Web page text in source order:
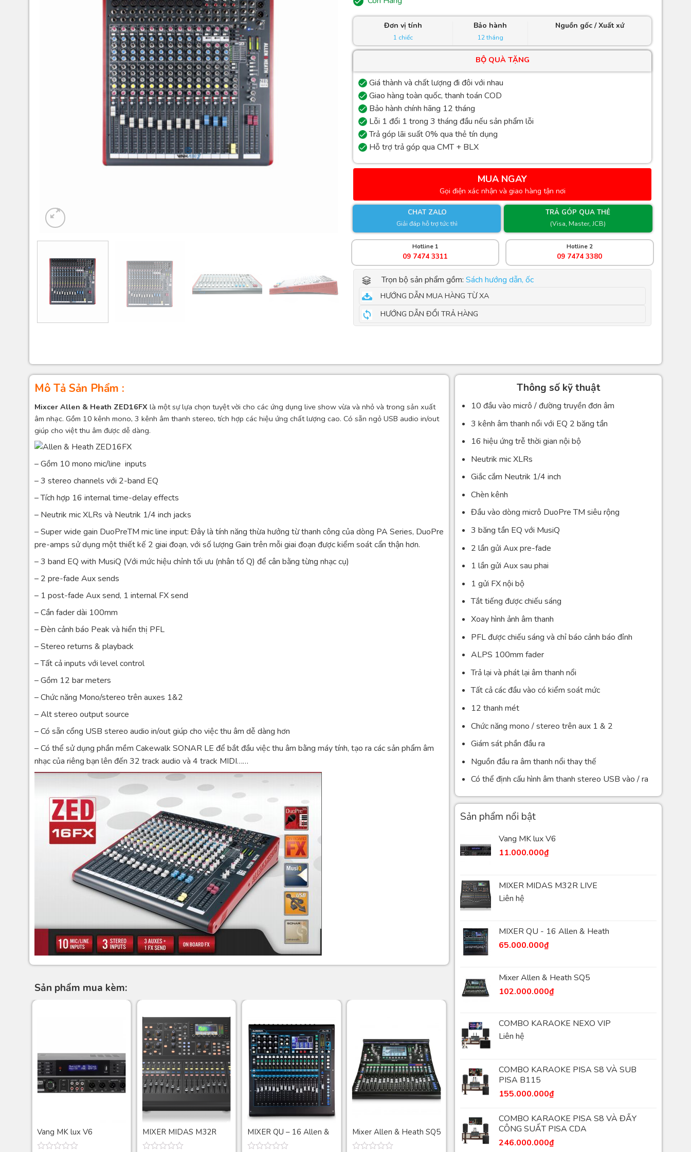
Phụ Kiện Âm Thanh
Phần Mềm Vang Số
Đơn vị tính
1 chiếc
Bảo hành
12 tháng
Nguồn gốc / Xuất xứ
BỘ QUÀ TẶNG
Giá thành và chất lượng đi đôi với nhau
Giao hàng toàn quốc, thanh toán COD
Bảo hành chính hãng 12 tháng
Lỗi 1 đổi 1 trong 3 tháng đầu nếu sản phẩm lỗi
Trả góp lãi suất 0% qua thẻ tín dụng
Hỗ trợ trả góp qua CMT + BLX
MUA NGAY
Gọi điện xác nhận và giao hàng tận nơi
CHAT ZALO
Giải đáp hỗ trợ tức thì
TRẢ GÓP QUA THẺ
(Visa, Master, JCB)
Hotline 1
09 7474 3311
Hotline 2
09 7474 3380
Trọn bộ sản phẩm gồm: Sách hướng dẫn, ốc
HƯỚNG DẪN MUA HÀNG TỪ XA
HƯỚNG DẪN ĐỔI TRẢ HÀNG
Mô Tả Sản Phẩm :
Mixcer Allen & Heath ZED16FX là một sự lựa chọn tuyệt vời cho các ứng dụng live show vừa và nhỏ và trong sản xuất
âm nhạc. Gồm 10 kênh mono, 3 kênh âm thanh stereo, tích hợp các hiệu ứng chất lượng cao. Có sẵn ngỏ USB audio in/out
giúp cho việt thu âm được dễ dàng.
– Gồm 10 mono mic/line inputs
– 3 stereo channels với 2-band EQ
– Tích hợp 16 internal time-delay effects
– Neutrik mic XLRs và Neutrik 1/4 inch jacks
– Super wide gain DuoPreTM mic line input: Đây là tính năng thừa hưởng từ thanh công của dòng PA Series, DuoPre
pre-amps sử dụng một thiết kế 2 giai đoạn, với số lượng Gain trên mỗi giai đoạn được kiểm soát cẩn thận hơn.
– 3 band EQ with MusiQ (Với mức hiệu chỉnh tối ưu (nhân tố Q) để cân bằng từng nhạc cụ)
– 2 pre-fade Aux sends
– 1 post-fade Aux send, 1 internal FX send
– Cần fader dài 100mm
– Đèn cảnh báo Peak và hiển thị PFL
– Stereo returns & playback
– Tất cả inputs với level control
– Gồm 12 bar meters
– Chức năng Mono/stereo trên auxes 1&2
– Alt stereo output source
– Có sẵn cổng USB stereo audio in/out giúp cho việc thu âm dễ dàng hơn
– Có thể sử dụng phần mềm Cakewalk SONAR LE để bắt đầu việc thu âm bằng máy tính, tạo ra các sản phẩm âm
nhạc của riêng bạn lên đến 32 track audio và 4 track MIDI……
Sản phẩm mua kèm:
Vang MK lux V6
MIXER MIDAS M32R
LIVE
MIXER QU – 16 Allen &
Heath
Mixer Allen & Heath SQ5
COMBO KARAOKE
NEXO VIP
Thông số kỹ thuật
10 đầu vào micrô / đường truyền đơn âm
3 kênh âm thanh nổi với EQ 2 băng tần
16 hiệu ứng trễ thời gian nội bộ
Neutrik mic XLRs
Giắc cắm Neutrik 1/4 inch
Chèn kênh
Đầu vào dòng micrô DuoPre TM siêu rộng
3 băng tần EQ với MusiQ
2 lần gửi Aux pre-fade
1 lần gửi Aux sau phai
1 gửi FX nội bộ
Tắt tiếng được chiếu sáng
Xoay hình ảnh âm thanh
PFL được chiếu sáng và chỉ báo cảnh báo đỉnh
ALPS 100mm fader
Trả lại và phát lại âm thanh nổi
Tất cả các đầu vào có kiểm soát mức
12 thanh mét
Chức năng mono / stereo trên aux 1 & 2
Giám sát phần đầu ra
Nguồn đầu ra âm thanh nổi thay thế
Có thể định cấu hình âm thanh stereo USB vào / ra
Sản phẩm nổi bật
Vang MK lux V6
11.000.000₫
MIXER MIDAS M32R LIVE
Liên hệ
MIXER QU - 16 Allen & Heath
65.000.000₫
Mixer Allen & Heath SQ5
102.000.000₫
COMBO KARAOKE NEXO VIP
Liên hệ
COMBO KARAOKE PISA S8 VÀ SUB
PISA B115
155.000.000₫
COMBO KARAOKE PISA S8 VÀ ĐẨY
CÔNG SUẤT PISA CDA
246.000.000₫